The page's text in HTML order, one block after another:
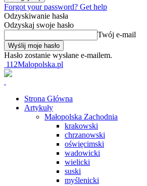
Forgot your password? Get help
Odzyskiwanie hasła
Odzyskaj swoje hasło
Twój e-mail
Hasło zostanie wysłane e-mailem.
112Malopolska.pl
Strona Główna
Artykuły
Małopolska Zachodnia
krakowski
chrzanowski
oświęcimski
wadowicki
wielicki
suski
myślenicki